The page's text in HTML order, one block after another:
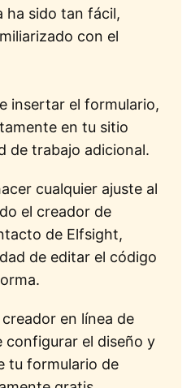
ha sido tan fácil,
con el
insertar el formulario,
en tu sitio
de trabajo adicional.
cualquier ajuste al
el creador de
de Elfsight,
de editar el código
en línea de
configurar el diseño y
tu formulario de